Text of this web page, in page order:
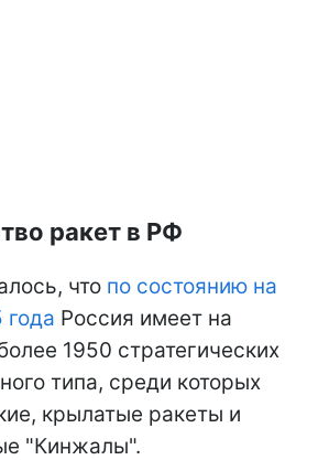
ракет в РФ
что по состоянию на
Россия имеет на
1950 стратегических
типа, среди которых
крылатые ракеты и
"Кинжалы".